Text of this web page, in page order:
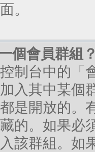
。
個會員群組
制台中的「
入其中某個
是開放的。
的。如果必
該群組。如